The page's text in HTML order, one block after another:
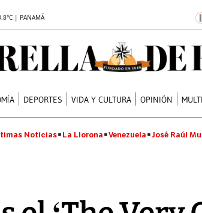
| PANAMÁ
DEPORTES VIDA Y CULTURA OPINIÓN
Noticias La Llorona Venezuela José Raúl